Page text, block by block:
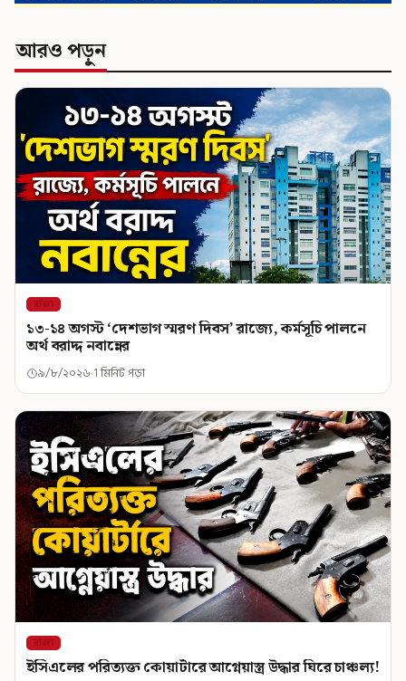
আরও পড়ুন
রাজ্য
১৩-১৪ অগস্ট ‘দেশভাগ স্মরণ দিবস’ রাজ্যে, কর্মসূচি পালনে
অর্থ বরাদ্দ নবান্নের
৯/৮/২০২৬ 1 মিনিট পড়া
রাজ্য
ইসিএলের পরিত্যক্ত কোয়ার্টারে আগ্নেয়াস্ত্র উদ্ধার ঘিরে চাঞ্চল্য!